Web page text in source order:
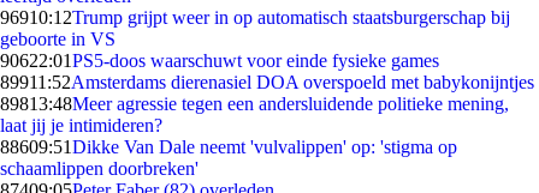
96910:12Trump grijpt weer in op automatisch staatsburgerschap bij
geboorte in VS
90622:01PS5-doos waarschuwt voor einde fysieke games
89911:52Amsterdams dierenasiel DOA overspoeld met babykonijntjes
89813:48Meer agressie tegen een andersluidende politieke mening,
laat jij je intimideren?
88609:51Dikke Van Dale neemt 'vulvalippen' op: 'stigma op
schaamlippen doorbreken'